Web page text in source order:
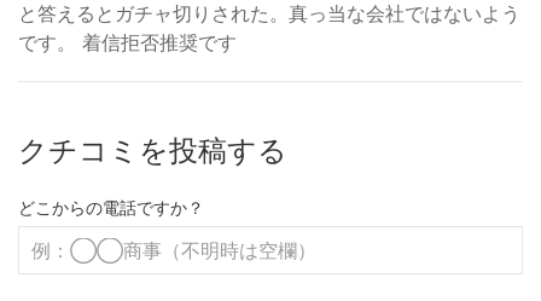
と答えるとガチャ切りされた。真っ当な会社ではないよう
です。 着信拒否推奨です
クチコミを投稿する
どこからの電話ですか？